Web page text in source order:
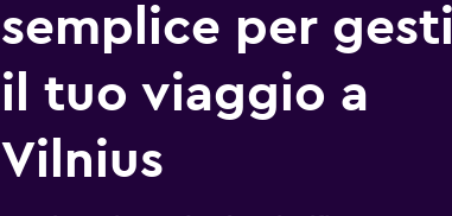
semplice per
il tuo viaggio a
Vilnius